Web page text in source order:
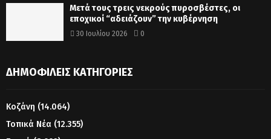
Μετά τους τρεις νεκρούς πυροσβέστες, οι
εποχικοί “αδειάζουν” την κυβέρνηση
30 Ιουλίου 2026 0
ΔΗΜΟΦΙΛΕΊΣ ΚΑΤΗΓΟΡΊΕΣ
Κοζάνη (14.064)
Τοπικά Νέα (12.355)